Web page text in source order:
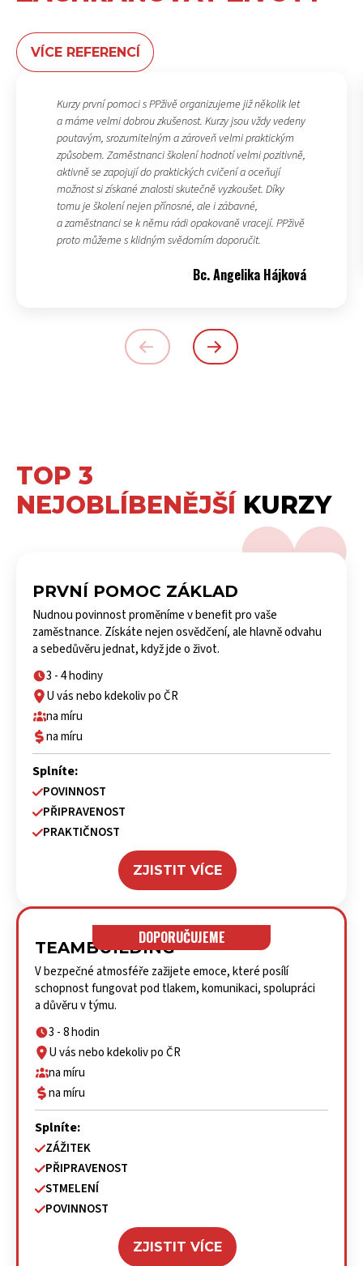
VÍCE REFERENCÍ
Kurzy první pomoci s PPživě organizujeme již několik let
a máme velmi dobrou zkušenost. Kurzy jsou vždy vedeny
poutavým, srozumitelným a zároveň velmi praktickým
způsobem. Zaměstnanci školení hodnotí velmi pozitivně,
aktivně se zapojují do praktických cvičení a oceňují
možnost si získané znalosti skutečně vyzkoušet. Díky
tomu je školení nejen přínosné, ale i zábavné,
a zaměstnanci se k němu rádi opakovaně vracejí. PPživě
proto můžeme s klidným svědomím doporučit.
Bc. Angelika Hájková
TOP 3
NEJOBLÍBENĚJŠÍ KURZY
PRVNÍ POMOC ZÁKLAD
Nudnou povinnost proměníme v benefit pro vaše
zaměstnance. Získáte nejen osvědčení, ale hlavně odvahu
a sebedůvěru jednat, když jde o život.
3 - 4 hodiny
U vás nebo kdekoliv po ČR
na míru
na míru
Splníte:
POVINNOST
PŘIPRAVENOST
PRAKTIČNOST
ZJISTIT VÍCE
DOPORUČUJEME
TEAMBUILDING
V bezpečné atmosféře zažijete emoce, které posílí
schopnost fungovat pod tlakem, komunikaci, spolupráci
a důvěru v týmu.
3 - 8 hodin
U vás nebo kdekoliv po ČR
na míru
na míru
Splníte:
ZÁŽITEK
PŘIPRAVENOST
STMELENÍ
POVINNOST
ZJISTIT VÍCE